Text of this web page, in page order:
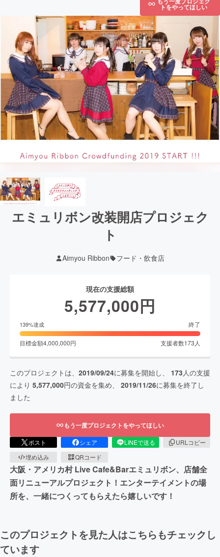
トをやってほしい
エミュリボン改装開店プロジェク
ト
Aimyou Ribbon フード・飲食店
現在の支援総額
5,577,000円
139%達成 終了
目標金額4,000,000円 支援者数173 人
このプロジェクトは、 2019/09/24に募集を開始し、 173人の支援
により 5,577,000円の資金を集め、 2019/11/26に募集を終了し
ました
もう一度プロジェクトをやってほしい
ポスト シェア LINEで送る
URLコピー
埋め込み
QRコード
大阪・アメリカ村 Live Cafe&Barエミュリボン、店舗全
面リニューアルプロジェクト！エンターテイメントの場
所を、一緒につくってもらえたら嬉しいです！
このプロジェクトを見た人はこちらもチェックし
ています